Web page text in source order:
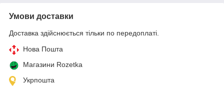
Умови доставки
Доставка здійснюється тільки по передоплаті.
Нова Пошта
Магазини Rozetka
Укрпошта